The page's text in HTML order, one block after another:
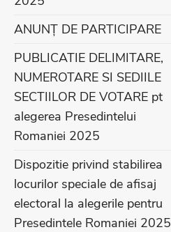
ANUNȚ DE PARTICIPARE
PUBLICATIE DELIMITARE,
NUMEROTARE SI SEDIILE
SECTIILOR DE VOTARE pt
alegerea Presedintelui
Romaniei 2025
Dispozitie privind stabilirea
locurilor speciale de afisaj
electoral la alegerile pentru
Presedintele Romaniei 2025